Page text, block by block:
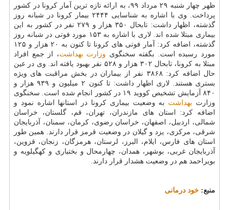
ظهر چهار شنبه ۲۹ مرداد ۹۹، به ارائه تازه ترین آمار کرونا در کشور
پرداخت. وی با اشاره به شناسایی ۲۴۴۴ بیمار کرونا در شبانه روز
گذشته، اظهار داشت: تابحال ۳۵۰ هزار و ۲۷۹ نفر در کشور به این
بیماری مبتلا شده اند. لاری با اشاره به ۱۵۳ مورد فوتی در شبانه روز
گذشته، اضافه کرد: آمار فوتی های کرونا تا کنون به ۲۰ هزار و ۱۲۵
مورد رسیده است. بگفته سخنگوی وزارت بهداشت، از جمع افراد
مبتلا به کرونا، تابحال ۳۰۲ هزار و ۵۲۸ نفر بهبود یافته اند. وی در عین
حال اضافه کرد: ۳۸۶۸ نفر از بیماران در بخش مراقبت های ویژه
بستری هستند. لاری اظهار داشت: تا کنون ۲ میلیون و ۹۳۹ هزار و
۸۴۰ آزمایش تشخیص کووید ۱۹ در کشور انجام شده است. سخنگوی
وزارت بهداشت به وضعیت بیماری کرونا در استانها اشاره نمود و
اضافه کرد: استان های مازندران، تهران، قم، گلستان، خراسان
شمالی، اردبیل، اصفهان، خراسان رضوی، کرمان، سمنان، آذربایجان
شرقی، مرکزی، یزد و گیلان در وضعیت قرمز قرار دارند. همین طور
استان های فارس، ایلام، البرز، لرستان، هرمزگان، زنجان، قزوین،
آذربایجان غربی، بوشهر، همدان، چهارمحال و بختیاری و کهگیلویه و
بویراحمد هم در وضعیت هشدار قرار دارند.
منبع: خود درمانی